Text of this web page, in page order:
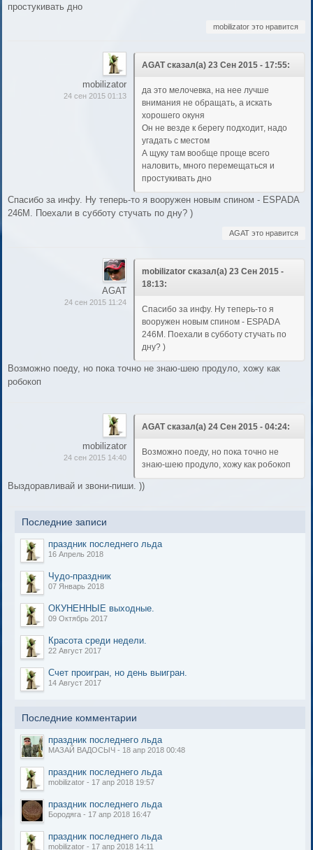
простукивать дно
mobilizator это нравится
mobilizator
24 сен 2015 01:13
AGAT сказал(а) 23 Сен 2015 - 17:55:
да это мелочевка, на нее лучше
внимания не обращать, а искать
хорошего окуня
Он не везде к берегу подходит, надо
угадать с местом
А щуку там вообще проще всего
наловить, много перемещаться и
простукивать дно
Спасибо за инфу. Ну теперь-то я вооружен новым спином - ESPADA
246M. Поехали в субботу стучать по дну? )
AGAT это нравится
AGAT
24 сен 2015 11:24
mobilizator сказал(а) 23 Сен 2015 -
18:13:
Спасибо за инфу. Ну теперь-то я
вооружен новым спином - ESPADA
246M. Поехали в субботу стучать по
дну? )
Возможно поеду, но пока точно не знаю-шею продуло, хожу как
робокоп
mobilizator
24 сен 2015 14:40
AGAT сказал(а) 24 Сен 2015 - 04:24:
Возможно поеду, но пока точно не
знаю-шею продуло, хожу как робокоп
Выздоравливай и звони-пиши. ))
Последние записи
праздник последнего льда
16 Апрель 2018
Чудо-праздник
07 Январь 2018
ОКУНЕННЫЕ выходные.
09 Октябрь 2017
Красота среди недели.
22 Август 2017
Счет проигран, но день выигран.
14 Август 2017
Последние комментарии
праздник последнего льда
МАЗАЙ ВАДОСЫЧ - 18 апр 2018 00:48
праздник последнего льда
mobilizator - 17 апр 2018 19:57
праздник последнего льда
Бородяга - 17 апр 2018 16:47
праздник последнего льда
mobilizator - 17 апр 2018 14:11